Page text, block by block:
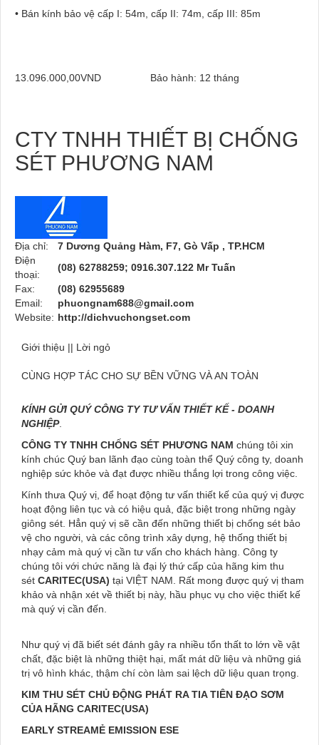
• Bán kính bảo vệ cấp I: 54m, cấp II: 74m, cấp III: 85m
13.096.000,00VND Bảo hành: 12 tháng
CTY TNHH THIẾT BỊ CHỐNG
SÉT PHƯƠNG NAM
Địa chỉ:
7 Dương Quảng Hàm, F7, Gò Vấp , TP.HCM
Điện
thoại:
(08) 62788259; 0916.307.122 Mr Tuấn
Fax:
(08) 62955689
Email:
phuongnam688@gmail.com
Website: http://dichvuchongset.com
Giới thiệu || Lời ngỏ
CÙNG HỢP TÁC CHO SỰ BỀN VỮNG VÀ AN TOÀN
KÍNH GỬI QUÝ CÔNG TY TƯ VẤN THIẾT KẾ - DOANH
NGHIỆP.
CÔNG TY TNHH CHỐNG SÉT PHƯƠNG NAM chúng tôi xin
kính chúc Quý ban lãnh đạo cùng toàn thể Quý công ty, doanh
nghiệp sức khỏe và đạt được nhiều thắng lợi trong công việc.
Kính thưa Quý vị, để hoạt động tư vấn thiết kế của quý vị được
hoạt động liên tục và có hiệu quả, đặc biệt trong những ngày
giông sét. Hẳn quý vị sẽ cần đến những thiết bị chống sét bảo
vệ cho người, và các công trình xây dựng, hệ thống thiết bị
nhạy cảm mà quý vị cần tư vấn cho khách hàng. Công ty
chúng tôi với chức năng là đại lý thứ cấp của hãng kim thu
sét CARITEC(USA) tại VIỆT NAM. Rất mong được quý vị tham
khảo và nhận xét về thiết bị này, hầu phục vụ cho việc thiết kế
mà quý vị cần đến.
Như quý vị đã biết sét đánh gây ra nhiều tổn thất to lớn về vật
chất, đặc biệt là những thiệt hại, mất mát dữ liệu và những giá
trị vô hình khác, thậm chí còn làm sai lệch dữ liệu quan trọng.
KIM THU SÉT CHỦ ĐỘNG PHÁT RA TIA TIÊN ĐẠO SƠM
CỦA HÃNG CARITEC(USA)
EARLY STREAMẺ EMISSION ESE